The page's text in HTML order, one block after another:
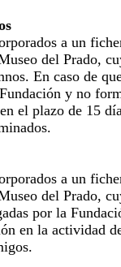
a un
del Prado,
En caso de
y no
el plazo de 15
a un
del Prado,
por la
en la actividad